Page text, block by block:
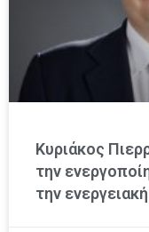
Κυριάκος
την
την